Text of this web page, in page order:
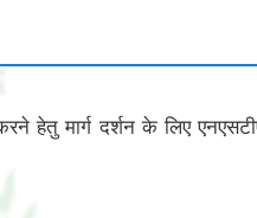
मार्ग दर्शन के लिए